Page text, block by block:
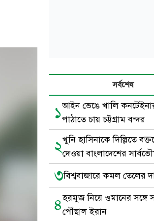
সর্বশেষ
১আইন ভেঙে খালি
পাঠাতে চায় চট্টগ্রাম বন্দর
২খুনি হাসিনাকে দিল্লিতে
দেওয়া বাংলাদেশের
অবমাননা
৩বিশ্ববাজারে কমল তেলের
৪হরমুজ নিয়ে ওমানের সঙ্গে
পৌঁছাল ইরান